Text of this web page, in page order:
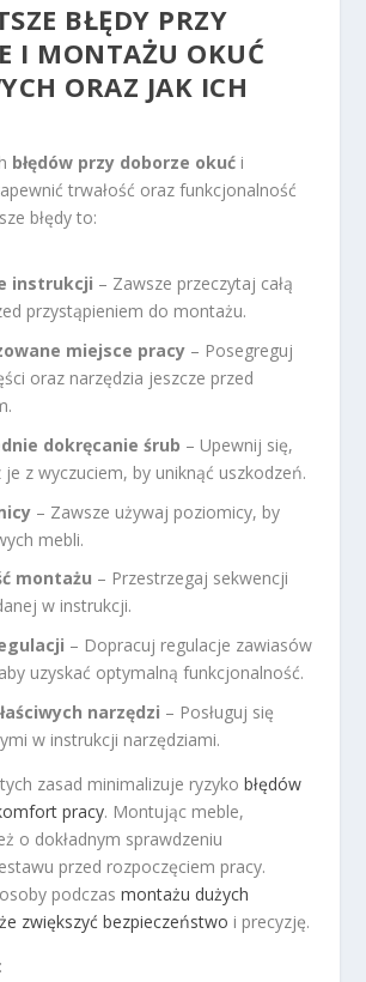
BŁĘDY PRZY
I MONTAŻU OKUĆ
ORAZ JAK ICH
błędów przy doborze okuć i
trwałość oraz funkcjonalność
błędy to:
instrukcji – Zawsze przeczytaj całą
przystąpieniem do montażu.
miejsce pracy – Posegreguj
oraz narzędzia jeszcze przed
dokręcanie śrub – Upewnij się,
je z wyczuciem, by uniknąć uszkodzeń.
– Zawsze używaj poziomicy, by
mebli.
montażu – Przestrzegaj sekwencji
w instrukcji.
– Dopracuj regulacje zawiasów
uzyskać optymalną funkcjonalność.
narzędzi – Posługuj się
w instrukcji narzędziami.
zasad minimalizuje ryzykobłędów
pracy. Montując meble,
o dokładnym sprawdzeniu
przed rozpoczęciem pracy.
podczasmontażu dużych
zwiększyć bezpieczeństwo i precyzję.